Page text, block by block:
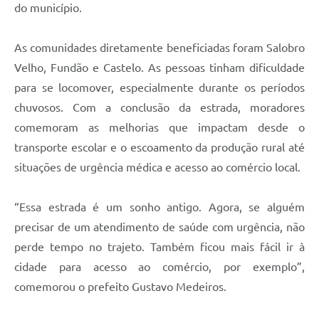
do município.
As comunidades diretamente beneficiadas foram Salobro
Velho, Fundão e Castelo. As pessoas tinham dificuldade
para se locomover, especialmente durante os períodos
chuvosos. Com a conclusão da estrada, moradores
comemoram as melhorias que impactam desde o
transporte escolar e o escoamento da produção rural até
situações de urgência médica e acesso ao comércio local.
“Essa estrada é um sonho antigo. Agora, se alguém
precisar de um atendimento de saúde com urgência, não
perde tempo no trajeto. Também ficou mais fácil ir à
cidade para acesso ao comércio, por exemplo”,
comemorou o prefeito Gustavo Medeiros.